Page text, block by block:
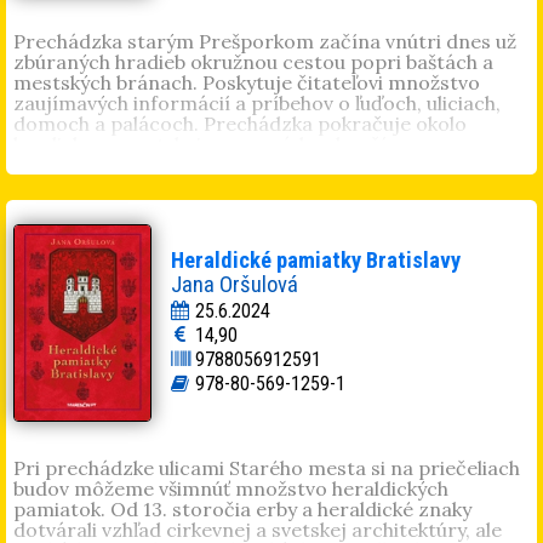
Prechádzka starým Prešporkom začína vnútri dnes už
zbúraných hradieb okružnou cestou popri baštách a
mestských bránach. Poskytuje čitateľovi množstvo
zaujímavých informácií a príbehov o ľuďoch, uliciach,
domoch a palácoch. Prechádzka pokračuje okolo
predmestie. „Dnešná Bratislava je od roku 1919 opäť
hlavným mestom. Jej vonkajší obraz sa odvtedy
podstatne zmenil. Starobylé mizne, moderné honosné
budovy rastú ako huby po daždi. Prudký rozvoj mesta
ničí staré spomienky a tradície. Bol by som rád, keby
táto skromná práca pomohla upevniť v starých i
mladých obyvateľoch aj všetkých priateľoch
historického mesta lásku k rodnej hrude, na ktorej žijú,
a uchovať im v pamäti pekný starý Prešporok.“ Karl
Benyovszky, 1937
Karl Benyovszky
námestia a Mostovej ulice. Benyovszky, syn policajného
úradníka, prežil v dome s výhľadom na Mestské divadlo
a kostolík kláštora Notre Dame celé detstvo.
Navštevoval maďarské školy, ale nemčinu stále
Heraldické pamiatky Bratislavy
Jana Oršulová
25.6.2024
14,90
9788056912591
978-80-569-1259-1
Pri prechádzke ulicami Starého mesta si na priečeliach
budov môžeme všimnúť množstvo heraldických
pamiatok. Od 13. storočia erby a heraldické znaky
dotvárali vzhľad cirkevnej a svetskej architektúry, ale